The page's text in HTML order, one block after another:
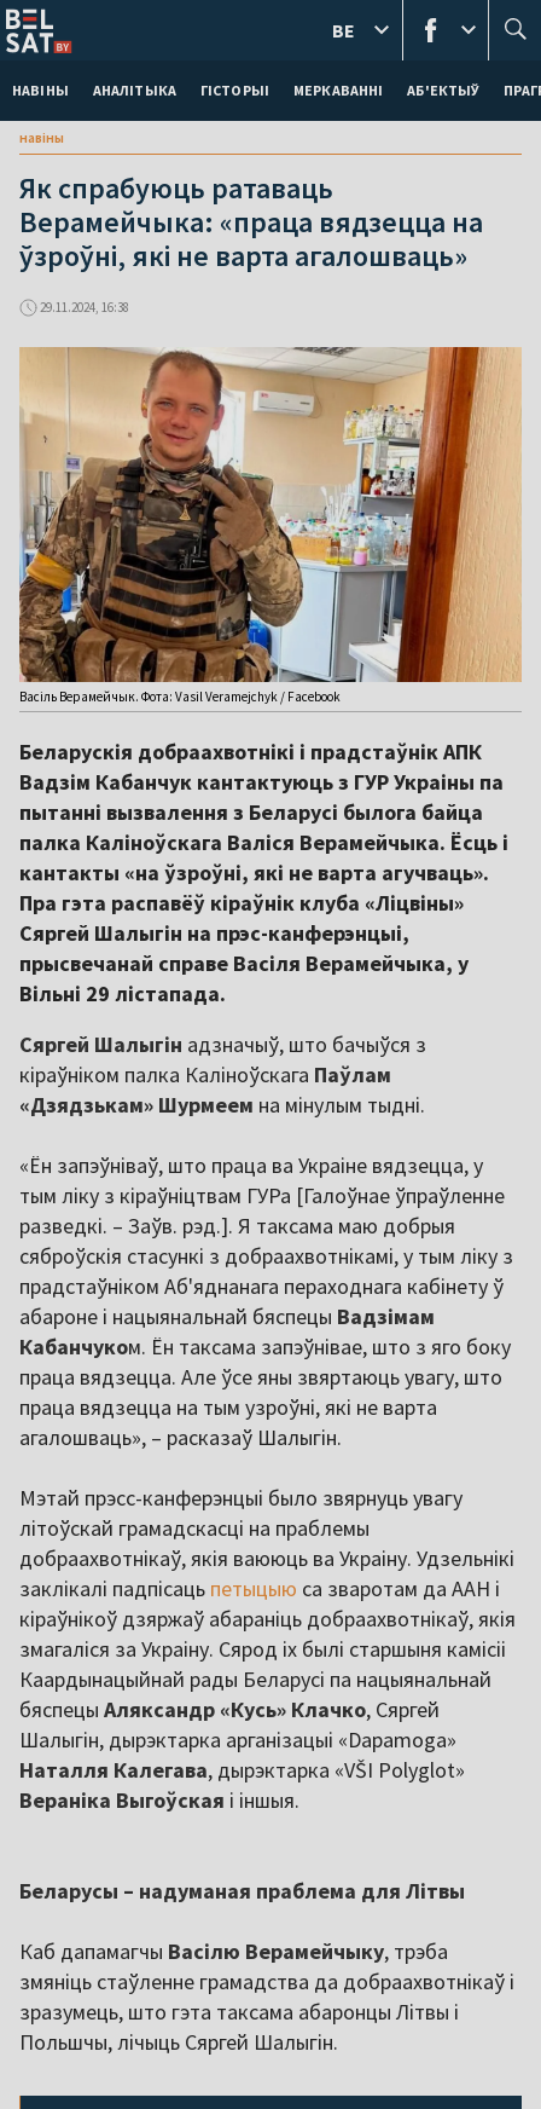
НАВІНЫ АНАЛІТЫКА ГІСТОРЫІ МЕРКАВАННI АБ'ЕКТЫЎ
BE
навіны
Як спрабуюць ратаваць
Верамейчыка: «праца вядзецца на
ўзроўні, які не варта агалошваць»
29.11.2024, 16:38
Васіль Верамейчык. Фота: Vasil Veramejchyk / Facebook
Беларускія добраахвотнікі і прадстаўнік АПК
Вадзім Кабанчук кантактуюць з ГУР Украіны па
пытанні вызвалення з Беларусі былога байца
палка Каліноўскага Валіся Верамейчыка. Ёсць і
кантакты «на ўзроўні, які не варта агучваць».
Пра гэта распавёў кіраўнік клуба «Ліцвіны»
Сяргей Шалыгін на прэс-канферэнцыі,
прысвечанай справе Васіля Верамейчыка, у
Вільні 29 лістапада.
Сяргей Шалыгін адзначыў, што бачыўся з
кіраўніком палка Каліноўскага Паўлам
«Дзядзькам» Шурмеем на мінулым тыдні.
«Ён запэўніваў, што праца ва Украіне вядзецца, у
тым ліку з кіраўніцтвам ГУРа [Галоўнае ўпраўленне
разведкі. – Заўв. рэд.]. Я таксама маю добрыя
сяброўскія стасункі з добраахвотнікамі, у тым ліку з
прадстаўніком Аб'яднанага пераходнага кабінету ў
абароне і нацыянальнай бяспецы Вадзімам
Кабанчуком. Ён таксама запэўнівае, што з яго боку
праца вядзецца. Але ўсе яны звяртаюць увагу, што
праца вядзецца на тым узроўні, які не варта
агалошваць», – расказаў Шалыгін.
Мэтай прэсс-канферэнцыі было звярнуць увагу
літоўскай грамадскасці на праблемы
добраахвотнікаў, якія ваююць ва Украіну. Удзельнікі
заклікалі падпісаць петыцыю са зваротам да ААН і
кіраўнікоў дзяржаў абараніць добраахвотнікаў, якія
змагаліся за Украіну. Сярод іх былі старшыня камісіі
Каардынацыйнай рады Беларусі па нацыянальнай
бяспецы Аляксандр «Кусь» Клачко, Сяргей
Шалыгін, дырэктарка арганізацыі «Dapamoga»
Наталля Калегава, дырэктарка «VŠI Polyglot»
Вераніка Выгоўская і іншыя.
Беларусы – надуманая праблема для Літвы
Каб дапамагчы Васілю Верамейчыку, трэба
змяніць стаўленне грамадства да добраахвотнікаў і
зразумець, што гэта таксама абаронцы Літвы і
Польшчы, лічыць Сяргей Шалыгін.